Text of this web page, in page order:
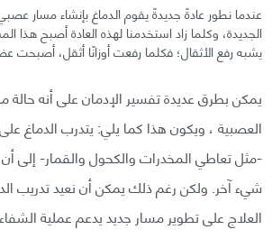
عندما نطور عادةً جديدةً يقوم الدماغ بإنشاء مسار
الجديدة، وكلما زاد استخدمنا لهذه العادة أصبح هذا
يشبه رفع الأثقال؛ فكلما رفعت أوزانًا أثقل، أصبحت
يمكن بطرق عديدة تفسير الإدمان على أنه حالة
العصبية ، ويكون هذا كما يلي: يتدرب الدماغ
-مثل تعاطي المخدرات والكحول والقمار- إلى
شيء آخر. ولكن رغم ذلك يمكن أن نعيد تدريب
العلاج على تطوير مسار جديد يدعم عملية